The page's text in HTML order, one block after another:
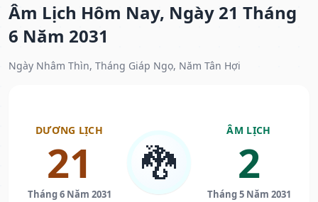
Âm Lịch Hôm Nay, Ngày 21 Tháng
6 Năm 2031
Ngày Nhâm Thìn, Tháng Giáp Ngọ, Năm Tân Hợi
DƯƠNG LỊCH
21
Tháng 6 Năm 2031
🐉
ÂM LỊCH
2
Tháng 5 Năm 2031